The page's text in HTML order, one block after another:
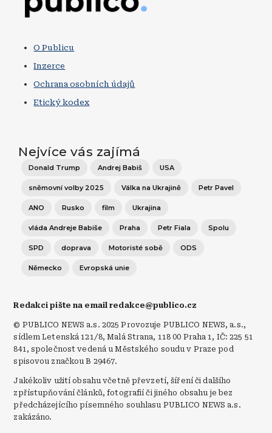
O Publicu
Inzerce
Ochrana osobních údajů
Etický kodex
Nejvíce vás zajímá
Donald Trump Andrej Babiš USA
sněmovní volby 2025 Válka na Ukrajině Petr Pavel
ANO Rusko film Ukrajina
vláda Andreje Babiše Praha Petr Fiala Spolu
SPD doprava Motoristé sobě ODS
Německo Evropská unie
Redakci pište na email redakce@publico.cz
© PUBLICO NEWS a.s. 2025 Provozuje PUBLICO NEWS, a.s.,
sídlem Letenská 121/8, Malá Strana, 118 00 Praha 1, IČ: 225 51
841, společnost vedená u Městského soudu v Praze pod
spisovou značkou B 29467.
Jakékoliv užití obsahu včetně převzetí, šíření či dalšího
zpřístupňování článků, fotografií či jiného obsahu je bez
předcházejícího písemného souhlasu PUBLICO NEWS a.s.
zakázáno.